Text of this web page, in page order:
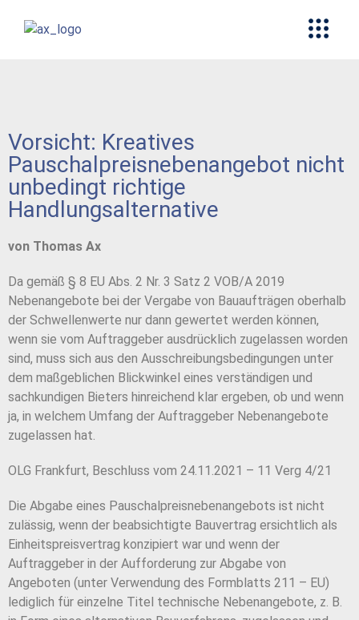
Vorsicht: Kreatives
Pauschalpreisnebenangebot nicht
unbedingt richtige
Handlungsalternative
von Thomas Ax
Da gemäß § 8 EU Abs. 2 Nr. 3 Satz 2 VOB/A 2019
Nebenangebote bei der Vergabe von Bauaufträgen oberhalb
der Schwellenwerte nur dann gewertet werden können,
wenn sie vom Auftraggeber ausdrücklich zugelassen worden
sind, muss sich aus den Ausschreibungsbedingungen unter
dem maßgeblichen Blickwinkel eines verständigen und
sachkundigen Bieters hinreichend klar ergeben, ob und wenn
ja, in welchem Umfang der Auftraggeber Nebenangebote
zugelassen hat.
OLG Frankfurt, Beschluss vom 24.11.2021 – 11 Verg 4/21
Die Abgabe eines Pauschalpreisnebenangebots ist nicht
zulässig, wenn der beabsichtigte Bauvertrag ersichtlich als
Einheitspreisvertrag konzipiert war und wenn der
Auftraggeber in der Aufforderung zur Abgabe von
Angeboten (unter Verwendung des Formblatts 211 – EU)
lediglich für einzelne Titel technische Nebenangebote, z. B.